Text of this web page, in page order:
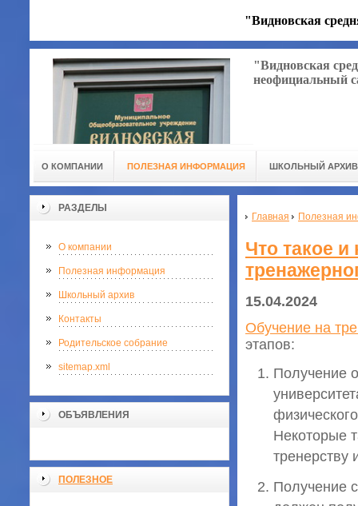
"Видновская
"Видновская
неофициальный
О КОМПАНИИ ПОЛЕЗНАЯ ИНФОРМАЦИЯ ШКОЛЬНЫЙ АРХИВ
РАЗДЕЛЫ
О компании
Полезная информация
Школьный архив
Контакты
Родительское собрание
sitemap.xml
ОБЪЯВЛЕНИЯ
ПОЛЕЗНОЕ
Главная Полезная
Что такое и
15.04.2024
Обучение на
этапов:
Получение
Некоторые
тренерству
Получение